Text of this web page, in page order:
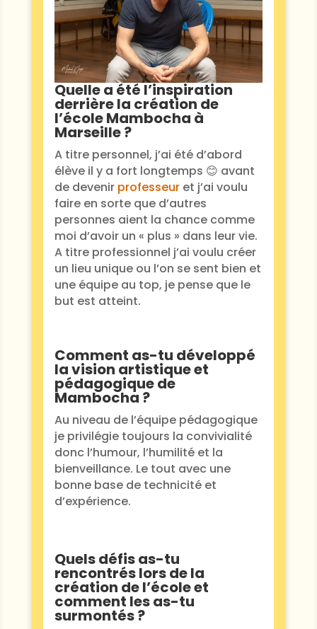
Quelle a été l’inspiration
derrière la création de
l’école Mambocha à
Marseille ?
​A titre personnel, j’ai été d’abord
élève il y a fort longtemps 😊 avant
de devenir professeur et j’ai voulu
faire en sorte que d’autres
personnes aient la chance comme
moi d’avoir un « plus » dans leur vie.
A titre professionnel j’ai voulu créer
un lieu unique ou l’on se sent bien et
une équipe au top, je pense que le
but est atteint.
Comment as-tu développé
la vision artistique et
pédagogique de
Mambocha ?
Au niveau de l’équipe pédagogique
je privilégie toujours la convivialité
donc l’humour, l’humilité et la
bienveillance. Le tout avec une
bonne base de technicité et
d’expérience.
Quels défis as-tu
rencontrés lors de la
création de l’école et
comment les as-tu
surmontés ?